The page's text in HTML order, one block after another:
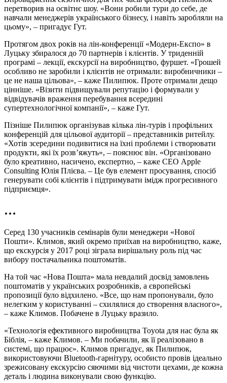
перетворив на освітнє шоу. «Вони робили тури до себе, де
навчали менеджерів українського бізнесу, і навіть заробляли на
цьому», – пригадує Гут.
Протягом двох років на лін‑конференції «Модерн‑Експо» в
Луцьку збиралося до 70 партнерів і клієнтів. У триденній
програмі – лекції, екскурсії на виробництво, фуршет. «Грошей
особливо не заробили і клієнтів не отримали: виробничники –
це не наша цільова», – каже Пилипюк. Проте отримали дещо
цінніше. «Візити підвищували репутацію і формували у
відвідувачів враження перебування всередині
супертехнологічної компанії», – каже Гут.
Пізніше Пилипюк організував кілька лін‑турів і профільних
конференцій для цільової аудиторії – представників ритейлу.
«Хотів зсередини подивитися на їхні проблеми і створювати
продукти, які їх розв’яжуть», – пояснює він. «Організовано
було креативно, насичено, експертно, – каже СЕО Apple
Consulting Юлія Плієва. – Це був елемент просування, спосіб
генерувати собі клієнтів і підтримувати імідж прогресивного
підприємця».
…
Серед 130 учасників семінарів були менеджери «Нової
Пошти». Климов, який окремо приїхав на виробництво, каже,
що екскурсія у 2017 році зіграла вирішальну роль під час
вибору постачальника поштоматів.
На той час «Нова Пошта» мала невдалий досвід замовлень
поштоматів у українських розробників, а європейські
пропозиції було відхилено. «Все, що нам пропонували, було
нелегким у користуванні – схилялися до створення власного»,
– каже Климов. Побачене в Луцьку вразило.
«Технологія ефективного виробництва Toyota для нас була як
Біблія, – каже Климов. – Ми побачили, як її реалізовано в
системі, що працює». Климов пригадує, як Пилипюк,
використовуючи Bluetooth‑гарнітуру, особисто провів ідеально
зрежисовану екскурсію сяючими від чистоти цехами, де кожна
деталь і людина виконували свою функцію.